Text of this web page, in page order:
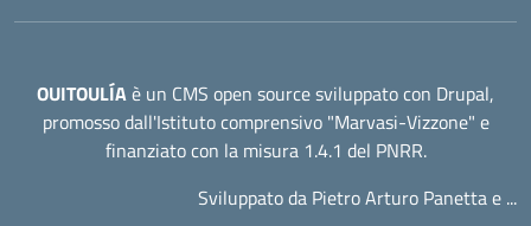
OUITOULÍAè un CMS open source sviluppato con Drupal,
promosso dall'Istituto comprensivo "Marvasi-Vizzone" e
finanziato con la misura 1.4.1 del PNRR.
Sviluppato da Pietro Arturo Panetta e ...